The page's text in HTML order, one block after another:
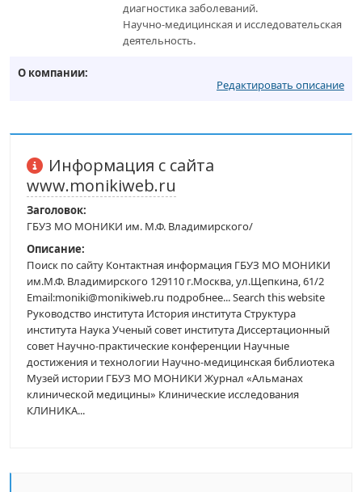
диагностика заболеваний.
Научно-медицинская и исследовательская
деятельность.
О компании:
Редактировать описание
Информация с сайта
www.monikiweb.ru
Заголовок:
ГБУЗ МО МОНИКИ им. М.Ф. Владимирского/
Описание:
Поиск по сайту Контактная информация ГБУЗ МО МОНИКИ
им.М.Ф. Владимирского 129110 г.Москва, ул.Щепкина, 61/2
Email:moniki@monikiweb.ru подробнее... Search this website
Руководство института История института Структура
института Наука Ученый совет института Диссертационный
совет Научно-практические конференции Научные
достижения и технологии Научно-медицинская библиотека
Музей истории ГБУЗ МО МОНИКИ Журнал «Альманах
клинической медицины» Клинические исследования
КЛИНИКА...